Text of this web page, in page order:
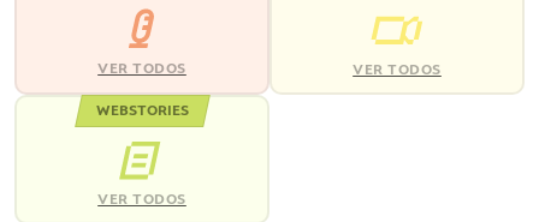
VER TODOS VER TODOS
WEBSTORIES
VER TODOS